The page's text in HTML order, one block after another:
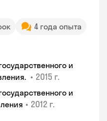
4 года опыта
и
• 2015 г.
и
• 2012 г.